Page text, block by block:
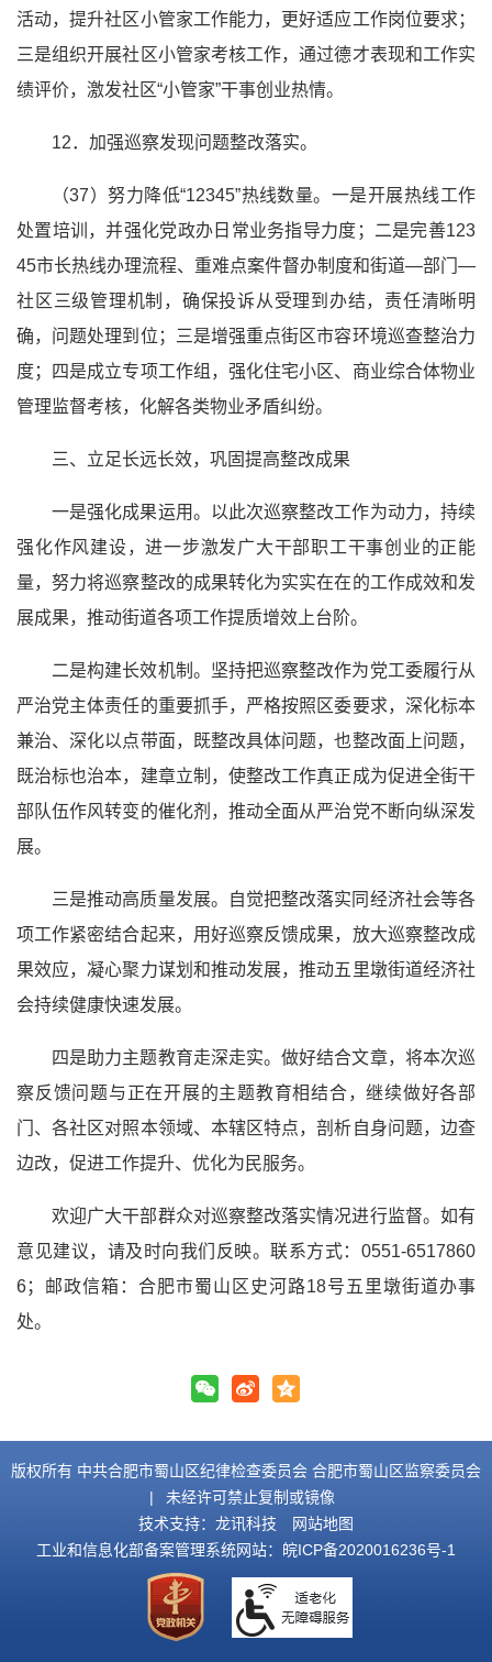
活动，提升社区小管家工作能力，更好适应工作岗位要求；
三是组织开展社区小管家考核工作，通过德才表现和工作实
绩评价，激发社区“小管家”干事创业热情。
12．加强巡察发现问题整改落实。
（37）努力降低“12345”热线数量。一是开展热线工作
处置培训，并强化党政办日常业务指导力度；二是完善123
45市长热线办理流程、重难点案件督办制度和街道—部门—
社区三级管理机制，确保投诉从受理到办结，责任清晰明
确，问题处理到位；三是增强重点街区市容环境巡查整治力
度；四是成立专项工作组，强化住宅小区、商业综合体物业
管理监督考核，化解各类物业矛盾纠纷。
三、立足长远长效，巩固提高整改成果
一是强化成果运用。以此次巡察整改工作为动力，持续
强化作风建设，进一步激发广大干部职工干事创业的正能
量，努力将巡察整改的成果转化为实实在在的工作成效和发
展成果，推动街道各项工作提质增效上台阶。
二是构建长效机制。坚持把巡察整改作为党工委履行从
严治党主体责任的重要抓手，严格按照区委要求，深化标本
兼治、深化以点带面，既整改具体问题，也整改面上问题，
既治标也治本，建章立制，使整改工作真正成为促进全街干
部队伍作风转变的催化剂，推动全面从严治党不断向纵深发
展。
三是推动高质量发展。自觉把整改落实同经济社会等各
项工作紧密结合起来，用好巡察反馈成果，放大巡察整改成
果效应，凝心聚力谋划和推动发展，推动五里墩街道经济社
会持续健康快速发展。
四是助力主题教育走深走实。做好结合文章，将本次巡
察反馈问题与正在开展的主题教育相结合，继续做好各部
门、各社区对照本领域、本辖区特点，剖析自身问题，边查
边改，促进工作提升、优化为民服务。
欢迎广大干部群众对巡察整改落实情况进行监督。如有
意见建议，请及时向我们反映。联系方式：0551-6517860
6；邮政信箱：合肥市蜀山区史河路18号五里墩街道办事
处。
版权所有 中共合肥市蜀山区纪律检查委员会 合肥市蜀山区监察委员会
|
未经许可禁止复制或镜像
技术支持： 龙讯科技
网站地图
工业和信息化部备案管理系统网站： 皖ICP备2020016236号-1